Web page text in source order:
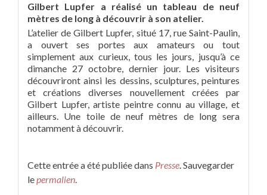
Gilbert Lupfer a réalisé un tableau de neuf
mètres de long à découvrir à son atelier.
L’atelier de Gilbert Lupfer, situé 17, rue Saint-Paulin,
a ouvert ses portes aux amateurs ou tout
simplement aux curieux, tous les jours, jusqu’à ce
dimanche 27 octobre, dernier jour. Les visiteurs
découvriront ainsi les dessins, sculptures, peintures
et créations diverses nouvellement créées par
Gilbert Lupfer, artiste peintre connu au village, et
ailleurs. Une toile de neuf mètres de long sera
notamment à découvrir.
Cette entrée a été publiée dans Presse. Sauvegarder
lepermalien.